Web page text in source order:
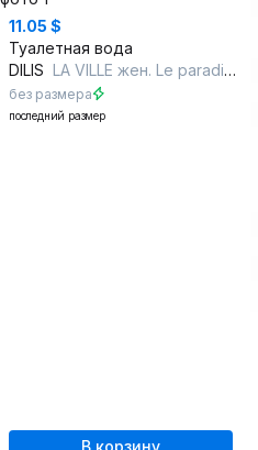
11.05 $
Туалетная вода
DILIS LA VILLE жен. Le paradis rose
без размера
последний размер